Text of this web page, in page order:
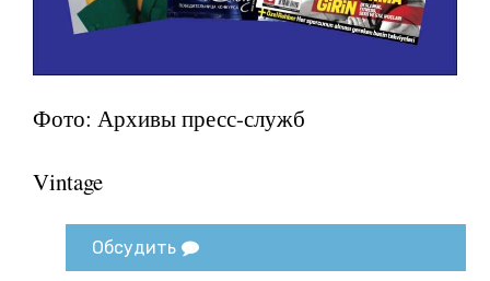
Фото: Архивы пресс-служб
Vintage
Обсудить